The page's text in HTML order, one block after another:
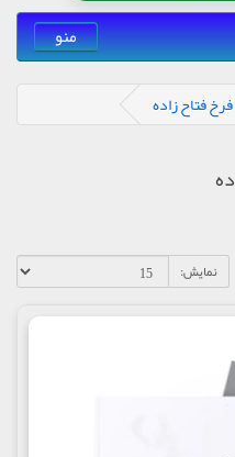
منو
فتاح زاده
نمایش: